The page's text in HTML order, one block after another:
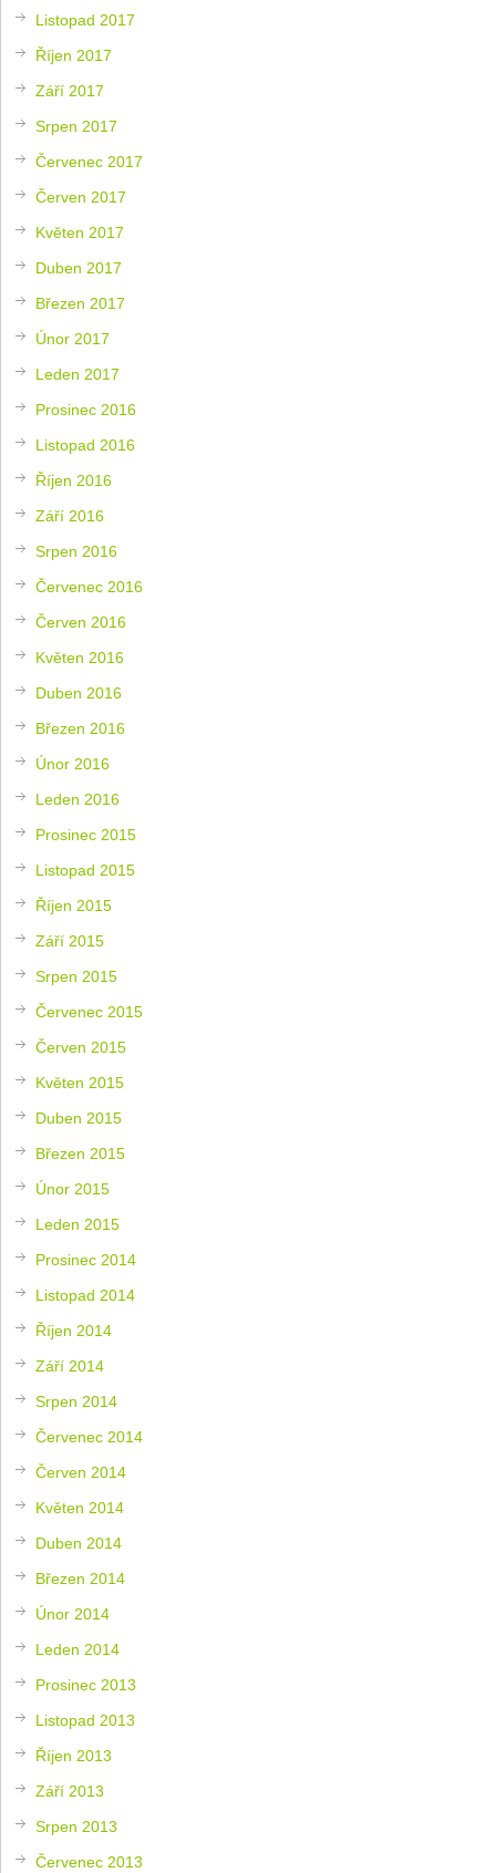
Listopad 2017
Říjen 2017
Září 2017
Srpen 2017
Červenec 2017
Červen 2017
Květen 2017
Duben 2017
Březen 2017
Únor 2017
Leden 2017
Prosinec 2016
Listopad 2016
Říjen 2016
Září 2016
Srpen 2016
Červenec 2016
Červen 2016
Květen 2016
Duben 2016
Březen 2016
Únor 2016
Leden 2016
Prosinec 2015
Listopad 2015
Říjen 2015
Září 2015
Srpen 2015
Červenec 2015
Červen 2015
Květen 2015
Duben 2015
Březen 2015
Únor 2015
Leden 2015
Prosinec 2014
Listopad 2014
Říjen 2014
Září 2014
Srpen 2014
Červenec 2014
Červen 2014
Květen 2014
Duben 2014
Březen 2014
Únor 2014
Leden 2014
Prosinec 2013
Listopad 2013
Říjen 2013
Září 2013
Srpen 2013
Červenec 2013